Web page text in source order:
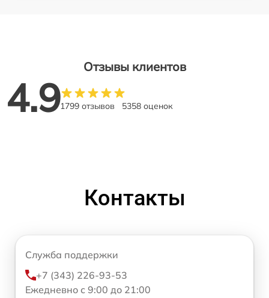
Отзывы клиентов
4.91799 отзывов 5358 оценок
Контакты
Служба поддержки
+7 (343) 226-93-53
Ежедневно с 9:00 до 21:00